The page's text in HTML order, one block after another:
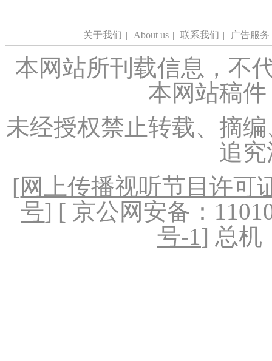
关于我们 | About us | 联系我们 | 广告服务
本网站所刊载信息，不
本网站稿
未经授权禁止转载、摘
追
[网上传播视听节目许可
号] [ 京公网安备：
号-1] 总机